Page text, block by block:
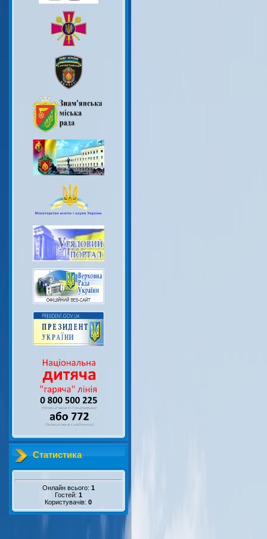
Статистика
Онлайн всього: 1
Гостей: 1
Користувачів:0